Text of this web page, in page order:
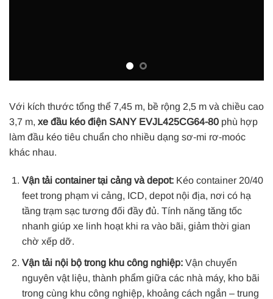
Với kích thước tổng thể 7,45 m, bề rộng 2,5 m và chiều cao
3,7 m, xe đầu kéo điện SANY EVJL425CG64-80 phù hợp
làm đầu kéo tiêu chuẩn cho nhiều dạng sơ-mi rơ-moóc
khác nhau.
Vận tải container tại cảng và depot:Kéo container 20/40
feet trong phạm vi cảng, ICD, depot nội địa, nơi có hạ
tầng trạm sạc tương đối đầy đủ. Tính năng tăng tốc
nhanh giúp xe linh hoạt khi ra vào bãi, giảm thời gian
chờ xếp dỡ.
Vận tải nội bộ trong khu công nghiệp:Vận chuyển
nguyên vật liệu, thành phẩm giữa các nhà máy, kho bãi
trong cùng khu công nghiệp, khoảng cách ngắn – trung